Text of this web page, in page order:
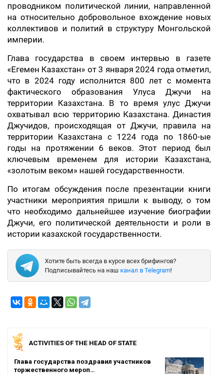
проводником политической линии, направленной
на относительно добровольное вхождение новых
коллективов и политий в структуру Монгольской
империи.
Глава государства в своем интервью в газете
«Егемен Казахстан» от 3 января 2024 года отметил,
что в 2024 году исполнится 800 лет с момента
фактического образования Улуса Джучи на
территории Казахстана. В то время улус Джучи
охватывал всю территорию Казахстана. Династия
Джучидов, происходящая от Джучи, правила на
территории Казахстана с 1224 года по 1860-ые
годы на протяжении 6 веков. Этот период был
ключевым временем для истории Казахстана,
«золотым веком» нашей государственности.
По итогам обсуждения после презентации книги
участники мероприятия пришли к выводу, о том
что необходимо дальнейшее изучение биографии
Джучи, его политической деятельности и роли в
истории казахской государственности.
Хотите быть всегда в курсе всех брифингов?
Подписывайтесь на наш канал в Telegram!
ACTIVITIES OF THE HEAD OF STATE
Глава государства поздравил участников
торжественного мероп…